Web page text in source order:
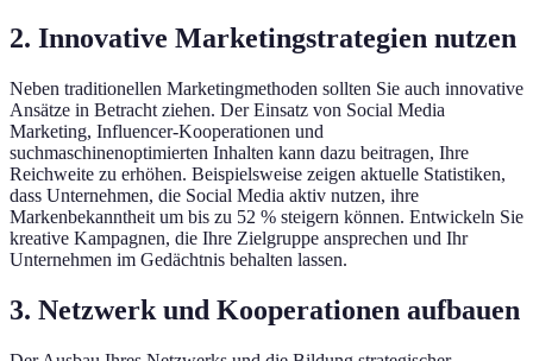
2. Innovative Marketingstrategien nutzen
Neben traditionellen Marketingmethoden sollten Sie auch innovative
Ansätze in Betracht ziehen. Der Einsatz von Social Media
Marketing, Influencer-Kooperationen und
suchmaschinenoptimierten Inhalten kann dazu beitragen, Ihre
Reichweite zu erhöhen. Beispielsweise zeigen aktuelle Statistiken,
dass Unternehmen, die Social Media aktiv nutzen, ihre
Markenbekanntheit um bis zu 52 % steigern können. Entwickeln Sie
kreative Kampagnen, die Ihre Zielgruppe ansprechen und Ihr
Unternehmen im Gedächtnis behalten lassen.
3. Netzwerk und Kooperationen aufbauen